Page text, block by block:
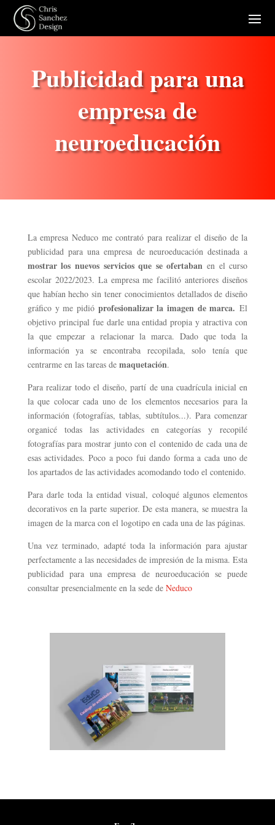
Publicidad para una
empresa de
neuroeducación
La empresa Neduco me contrató para realizar el diseño de la
publicidad para una empresa de neuroeducación destinada a
mostrar los nuevos servicios que se ofertaban en el curso
escolar 2022/2023. La empresa me facilitó anteriores diseños
que habían hecho sin tener conocimientos detallados de diseño
gráfico y me pidió profesionalizar la imagen de marca.El
objetivo principal fue darle una entidad propia y atractiva con
la que empezar a relacionar la marca. Dado que toda la
información ya se encontraba recopilada, solo tenía que
centrarme en las tareas de maquetación.
Para realizar todo el diseño, partí de una cuadrícula inicial en
la que colocar cada uno de los elementos necesarios para la
información (fotografías, tablas, subtítulos...). Para comenzar
organicé todas las actividades en categorías y recopilé
fotografías para mostrar junto con el contenido de cada una de
esas actividades. Poco a poco fui dando forma a cada uno de
los apartados de las actividades acomodando todo el contenido.
Para darle toda la entidad visual, coloqué algunos elementos
decorativos en la parte superior. De esta manera, se muestra la
imagen de la marca con el logotipo en cada una de las páginas.
Una vez terminado, adapté toda la información para ajustar
perfectamente a las necesidades de impresión de la misma. Esta
publicidad para una empresa de neuroeducación se puede
consultar presencialmente en la sede de Neduco